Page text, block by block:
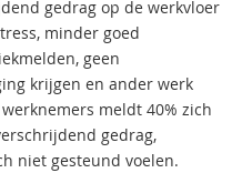
gedrag op de werkvloer
minder goed
geen
krijgen en ander werk
meldt 40% zich
gedrag,
niet gesteund voelen.